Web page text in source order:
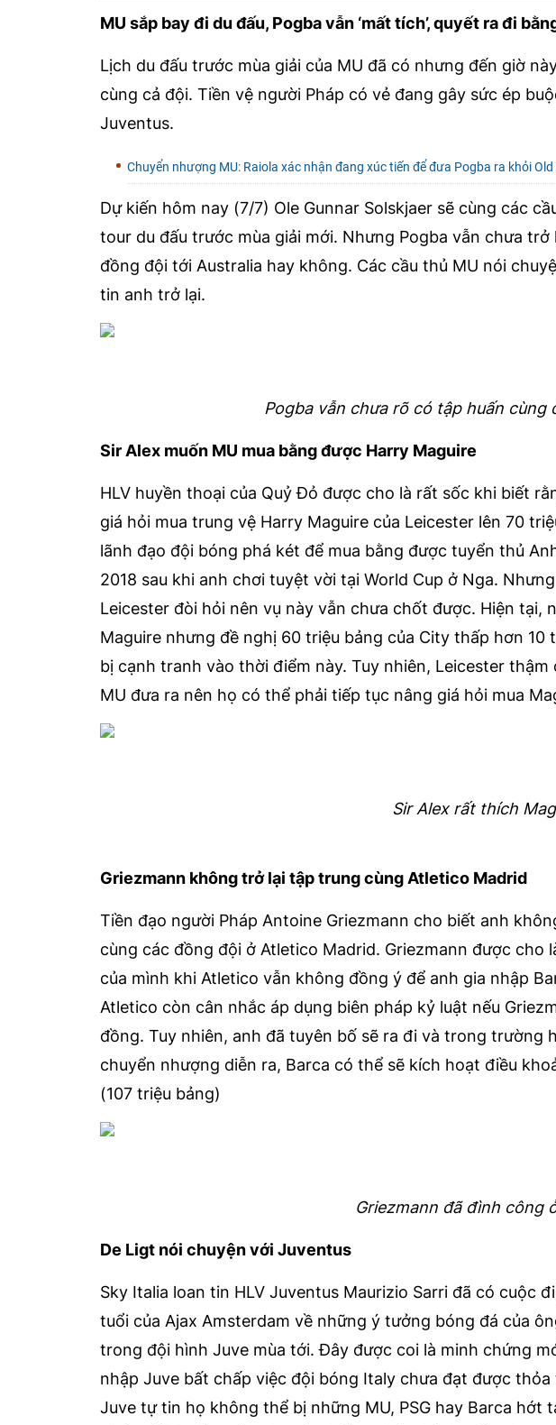
MU sắp bay đi du đấu, Pogba vẫn ‘mất tích’, quyết ra đi
Lịch du đấu trước mùa giải của MU đã có nhưng đến giờ
cùng cả đội. Tiền vệ người Pháp có vẻ đang gây sức ép
Juventus.
Chuyển nhượng MU: Raiola xác nhận đang xúc tiến để đưa Pogba ra khỏi
Dự kiến hôm nay (7/7) Ole Gunnar Solskjaer sẽ cùng các
tour du đấu trước mùa giải mới. Nhưng Pogba vẫn chưa
đồng đội tới Australia hay không. Các cầu thủ MU nói
tin anh trở lại.
Pogba vẫn chưa rõ có tập huấn cùng
Sir Alex muốn MU mua bằng được Harry Maguire
HLV huyền thoại của Quỷ Đỏ được cho là rất sốc khi biết
giá hỏi mua trung vệ Harry Maguire của Leicester lên 70
lãnh đạo đội bóng phá két để mua bằng được tuyển thủ
2018 sau khi anh chơi tuyệt vời tại World Cup ở Nga.
Leicester đòi hỏi nên vụ này vẫn chưa chốt được. Hiện tại,
Maguire nhưng đề nghị 60 triệu bảng của City thấp hơn
bị cạnh tranh vào thời điểm này. Tuy nhiên, Leicester
MU đưa ra nên họ có thể phải tiếp tục nâng giá hỏi mua
Sir Alex rất thích
Griezmann không trở lại tập trung cùng Atletico Madrid
Tiền đạo người Pháp Antoine Griezmann cho biết anh
cùng các đồng đội ở Atletico Madrid. Griezmann được
của mình khi Atletico vẫn không đồng ý để anh gia nhập
Atletico còn cân nhắc áp dụng biên pháp kỷ luật nếu
đồng. Tuy nhiên, anh đã tuyên bố sẽ ra đi và trong trường
chuyển nhượng diễn ra, Barca có thể sẽ kích hoạt điều
(107 triệu bảng)
Griezmann đã đình công
De Ligt nói chuyện với Juventus
Sky Italia loan tin HLV Juventus Maurizio Sarri đã có cuộc
tuổi của Ajax Amsterdam về những ý tưởng bóng đá của
trong đội hình Juve mùa tới. Đây được coi là minh chứng
nhập Juve bất chấp việc đội bóng Italy chưa đạt được
Juve tự tin họ không thể bị những MU, PSG hay Barca hớt